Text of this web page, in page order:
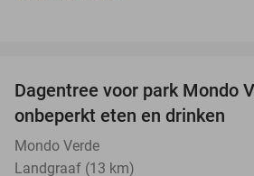
Dagentree voor park Mondo
onbeperkt eten en drinken
Mondo Verde
Landgraaf (13 km)